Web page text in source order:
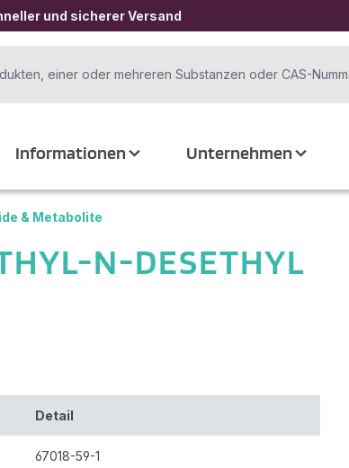
und sicherer Versand
Informationen Unternehmen
& Metabolite
N-DESETHYL
Detail
67018-59-1